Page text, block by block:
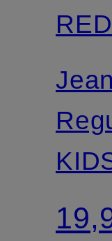
RED
Fit